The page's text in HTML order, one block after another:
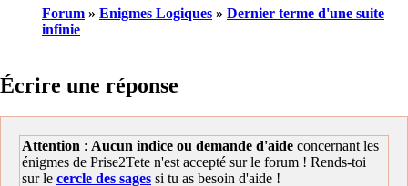
Forum » Enigmes Logiques » Dernier terme d'une suite
infinie
Écrire une réponse
Attention : Aucun indice ou demande d'aide concernant les
énigmes de Prise2Tete n'est accepté sur le forum ! Rends-toi
sur le cercle des sages si tu as besoin d'aide !